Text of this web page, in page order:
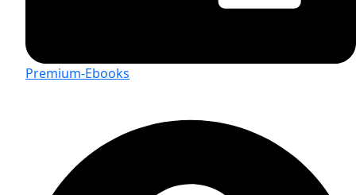
Premium-Ebooks